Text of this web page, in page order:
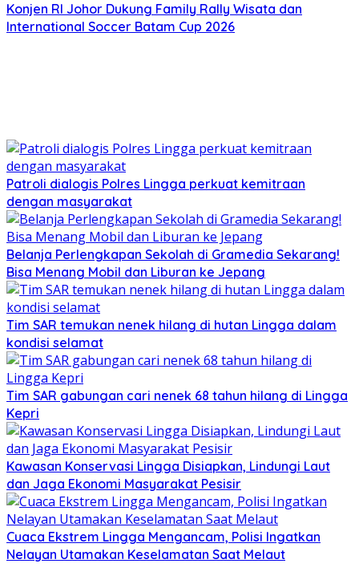
Konjen RI Johor Dukung Family Rally Wisata dan
International Soccer Batam Cup 2026
Patroli dialogis Polres Lingga perkuat kemitraan
dengan masyarakat
Belanja Perlengkapan Sekolah di Gramedia Sekarang!
Bisa Menang Mobil dan Liburan ke Jepang
Tim SAR temukan nenek hilang di hutan Lingga dalam
kondisi selamat
Tim SAR gabungan cari nenek 68 tahun hilang di Lingga
Kepri
Kawasan Konservasi Lingga Disiapkan, Lindungi Laut
dan Jaga Ekonomi Masyarakat Pesisir
Cuaca Ekstrem Lingga Mengancam, Polisi Ingatkan
Nelayan Utamakan Keselamatan Saat Melaut